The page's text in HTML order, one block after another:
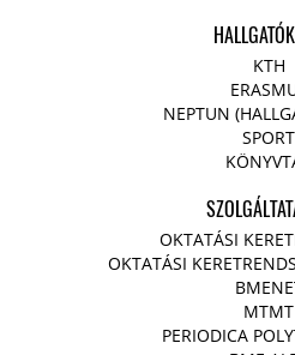
KTH
NEPTUN
SPORT
OKTATÁSI
OKTATÁSI
MTMT
PERIODICA